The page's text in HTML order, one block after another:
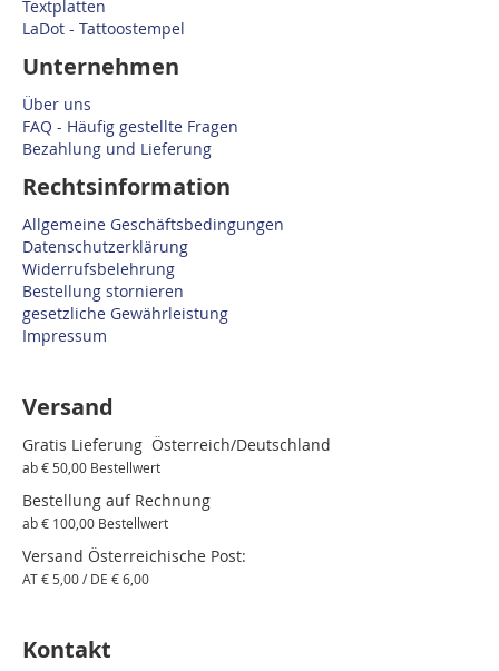
Textplatten
LaDot - Tattoostempel
Unternehmen
Über uns
FAQ - Häufig gestellte Fragen
Bezahlung und Lieferung
Rechtsinformation
Allgemeine Geschäftsbedingungen
Datenschutzerklärung
Widerrufsbelehrung
Bestellung stornieren
gesetzliche Gewährleistung
Impressum
Versand
Gratis Lieferung Österreich/Deutschland
ab € 50,00 Bestellwert
Bestellung auf Rechnung
ab € 100,00 Bestellwert
Versand Österreichische Post:
AT € 5,00 / DE € 6,00
Kontakt